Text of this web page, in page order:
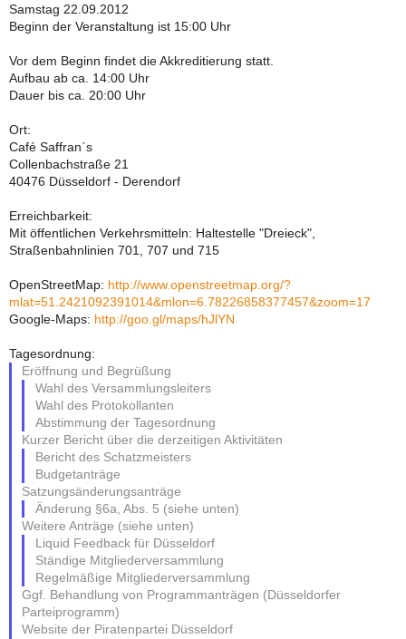
Samstag 22.09.2012
Beginn der Veranstaltung ist 15:00 Uhr
Vor dem Beginn findet die Akkreditierung statt.
Aufbau ab ca. 14:00 Uhr
Dauer bis ca. 20:00 Uhr
Ort:
Café Saffran`s
Collenbachstraße 21
40476 Düsseldorf - Derendorf
Erreichbarkeit:
Mit öffentlichen Verkehrsmitteln: Haltestelle "Dreieck",
Straßenbahnlinien 701, 707 und 715
OpenStreetMap: http://www.openstreetmap.org/?
mlat=51.2421092391014&mlon=6.78226858377457&zoom=17
Google-Maps: http://goo.gl/maps/hJlYN
Tagesordnung:
Eröffnung und Begrüßung
Wahl des Versammlungsleiters
Wahl des Protokollanten
Abstimmung der Tagesordnung
Kurzer Bericht über die derzeitigen Aktivitäten
Bericht des Schatzmeisters
Budgetanträge
Satzungsänderungsanträge
Änderung §6a, Abs. 5 (siehe unten)
Weitere Anträge (siehe unten)
Liquid Feedback für Düsseldorf
Ständige Mitgliederversammlung
Regelmäßige Mitgliederversammlung
Ggf. Behandlung von Programmanträgen (Düsseldorfer
Parteiprogramm)
Website der Piratenpartei Düsseldorf